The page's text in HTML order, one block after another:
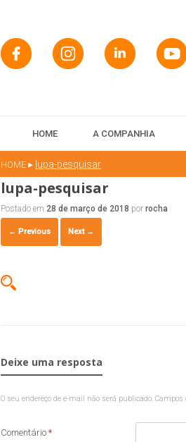
HOME A COMPANHIA
HOME ▸ lupa-pesquisar
lupa-pesquisar
Postado em 28 de março de 2018 por rocha
← Previous Next →
Deixe uma resposta
O seu endereço de e-mail não será publicado. Campos
Comentário *